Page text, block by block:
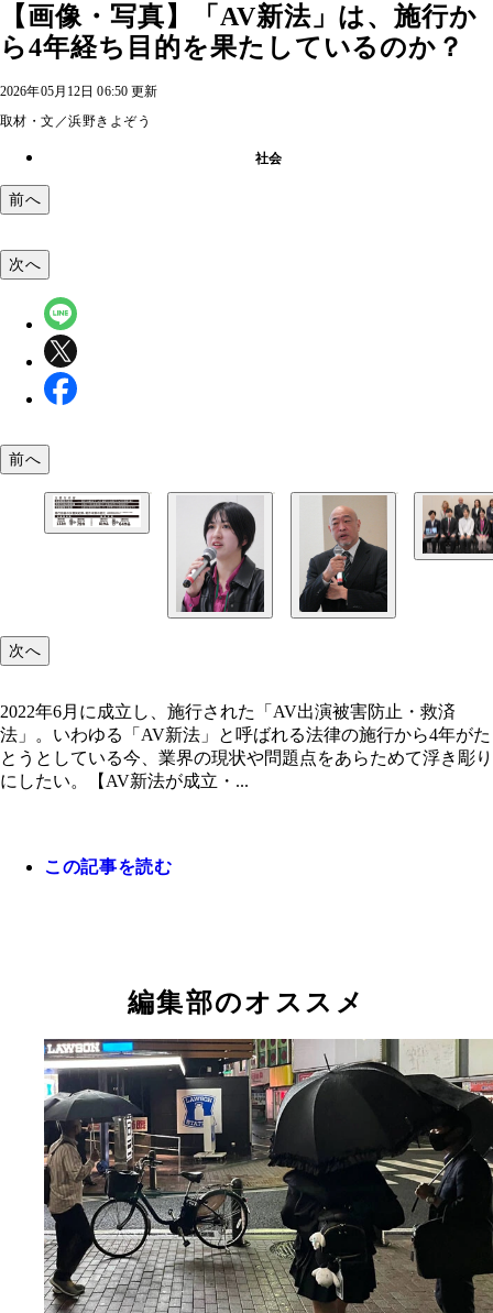
【画像・写真】「AV新法」は、施行か
ら4年経ち目的を果たしているのか？
2026年05月12日 06:50 更新
取材・文／浜野きよぞう
社会
前へ
2023年にAVデビューした水谷梨明日さん。帰国子
AV男優歴33年の大ベテランにしてAV監督としても
AV新法の勉強会参加者。（前列右から）足立康史
議員、水谷さん、MCのひろゆきさん、小林修平衆
次へ
前へ
次へ
2022年6月に成立し、施行された「AV出演被害防止・救済
法」。いわゆる「AV新法」と呼ばれる法律の施行から4年がた
とうとしている今、業界の現状や問題点をあらためて浮き彫り
にしたい。【AV新法が成立・...
この記事を読む
編集部のオススメ